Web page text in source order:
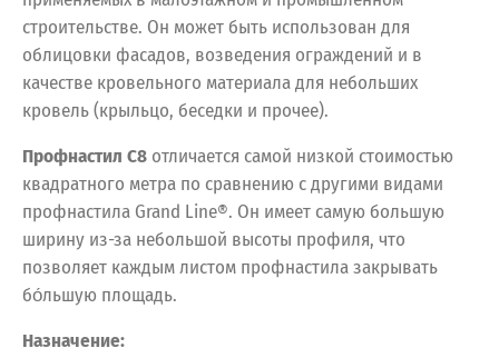
строительстве. Он может быть использован для
облицовки фасадов, возведения ограждений и в
качестве кровельного материала для небольших
кровель (крыльцо, беседки и прочее).
Профнастил C8 отличается самой низкой стоимостью
квадратного метра по сравнению с другими видами
профнастила Grand Line®. Он имеет самую большую
ширину из-за небольшой высоты профиля, что
позволяет каждым листом профнастила закрывать
бо́льшую площадь.
Назначение: